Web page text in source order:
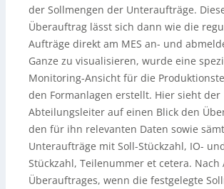
der Sollmengen der Unteraufträge.
Überauftrag lässt sich dann wie die
Aufträge direkt am MES an- und
Ganze zu visualisieren, wurde eine
Monitoring-Ansicht für die
den Formanlagen erstellt. Hier sieht der
Abteilungsleiter auf einen Blick den
den für ihn relevanten Daten sowie
Unteraufträge mit Soll-Stückzahl, IO-
Stückzahl, Teilenummer et cetera. Nach
Überauftrages, wenn die festgelegte